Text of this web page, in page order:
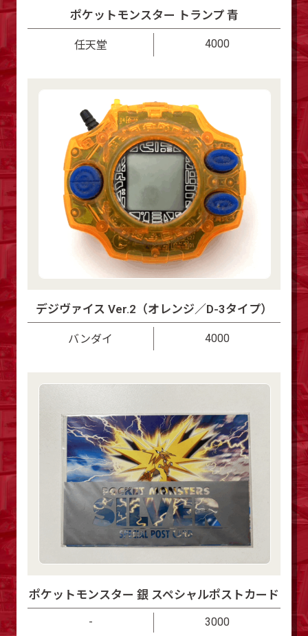
ポケットモンスター トランプ 青
任天堂 4000
デジヴァイス Ver.2（オレンジ／D-3タイプ）
バンダイ 4000
ポケットモンスター 銀 スペシャルポストカード
- 3000